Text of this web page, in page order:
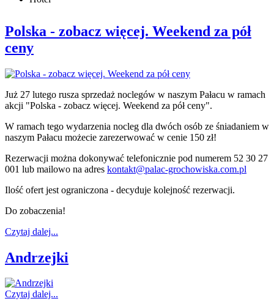
Polska - zobacz więcej. Weekend za pół
ceny
Już 27 lutego rusza sprzedaż noclegów w naszym Pałacu w ramach
akcji "Polska - zobacz więcej. Weekend za pół ceny".
W ramach tego wydarzenia nocleg dla dwóch osób ze śniadaniem w
naszym Pałacu możecie zarezerwować w cenie 150 zł!
Rezerwacji można dokonywać telefonicznie pod numerem 52 30 27
001 lub mailowo na adres kontakt@palac-grochowiska.com.pl
Ilość ofert jest ograniczona - decyduje kolejność rezerwacji.
Do zobaczenia!
Czytaj dalej...
Andrzejki
Czytaj dalej...